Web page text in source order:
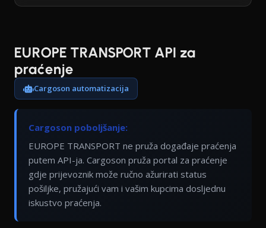
EUROPE TRANSPORT API za
praćenje
Cargoson automatizacija
Cargoson poboljšanje:
EUROPE TRANSPORT ne pruža događaje praćenja
putem API-ja. Cargoson pruža portal za praćenje
gdje prijevoznik može ručno ažurirati status
pošiljke, pružajući vam i vašim kupcima dosljednu
iskustvo praćenja.